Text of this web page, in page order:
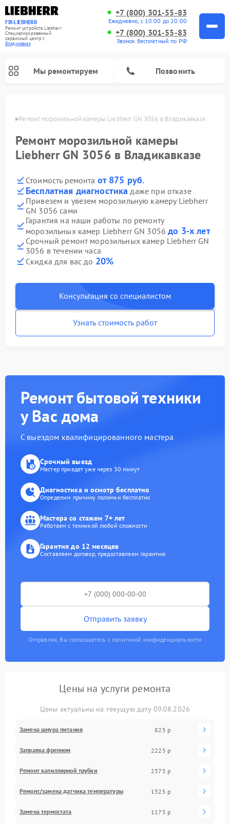
FIX-LIEBHERR
Ремонт устройств Liebherr
Специализированный
cервисный центр г.
Владикавказ
+7 (800) 301-55-83
Ежедневно, с 10:00 до 20:00
+7 (800) 301-55-83
Звонок бесплатный по РФ
Мы ремонтируем Позвонить
Ремонт морозильной камеры Liebherr GN 3056 в Владикавказе
Ремонт морозильной камеры
Liebherr GN 3056 в Владикавказе
Стоимость ремонта от 875 руб.
Бесплатная диагностика даже при отказе
Привезем и увезем морозильную камеру Liebherr
GN 3056 сами
Гарантия на наши работы по ремонту
морозильных камер Liebherr GN 3056до 3-х лет
Срочный ремонт морозильных камер Liebherr GN
3056 в течении часа
Скидка для вас до 20%
Консультация со специалистом
Узнать стоимость работ
Ремонт бытовой техники
у Вас дома
С выездом квалифицированного мастера
Срочный выезд
Мастер приедет уже через 30 минут
Диагностика и осмотр бесплатно
Определим причину поломки бесплатно
Мастера со стажем 7+ лет
Работаем с техникой любой сложности
Гарантия до 12 месяцев
Составляем договор, предоставляем гарантию
Отправить заявку
Отправляя, Вы соглашаетесь с политикой конфиденциальности
Цены на услуги ремонта
Цены актуальны на текущую дату 09.08.2026
Замена шнура питания 825 р
Заправка фреоном 2225 р
Ремонт капиллярной трубки 2375 р
Ремонт/замена датчика температуры 1325 р
Замена термостата 1175 р